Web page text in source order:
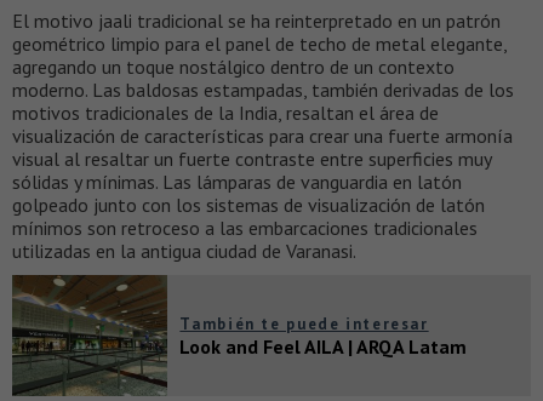
El motivo jaali tradicional se ha reinterpretado en un patrón
geométrico limpio para el panel de techo de metal elegante,
agregando un toque nostálgico dentro de un contexto
moderno. Las baldosas estampadas, también derivadas de los
motivos tradicionales de la India, resaltan el área de
visualización de características para crear una fuerte armonía
visual al resaltar un fuerte contraste entre superficies muy
sólidas y mínimas. Las lámparas de vanguardia en latón
golpeado junto con los sistemas de visualización de latón
mínimos son retroceso a las embarcaciones tradicionales
utilizadas en la antigua ciudad de Varanasi.
También te puede interesar
Look and Feel AILA | ARQA Latam